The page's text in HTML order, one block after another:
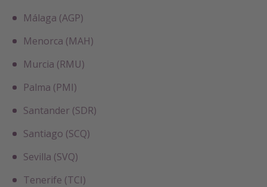
Málaga (AGP)
Menorca (MAH)
Murcia (RMU)
Palma (PMI)
Santander (SDR)
Santiago (SCQ)
Sevilla (SVQ)
Tenerife (TCI)